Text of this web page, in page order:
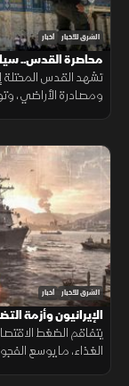
الشرق للأخبار أخبار
محاصرة القدس..
تشهد القدس المحتلة
ومصادرة الأراضي،
الشرق للأخبار أخبار
الإيرانيون وأزمة
يتفاقم الضغط
الغذاء، ما يوسع